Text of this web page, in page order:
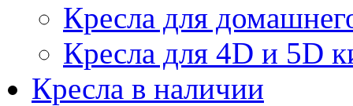
Кресла для
Кресла для 4D и 5D
Кресла в наличии